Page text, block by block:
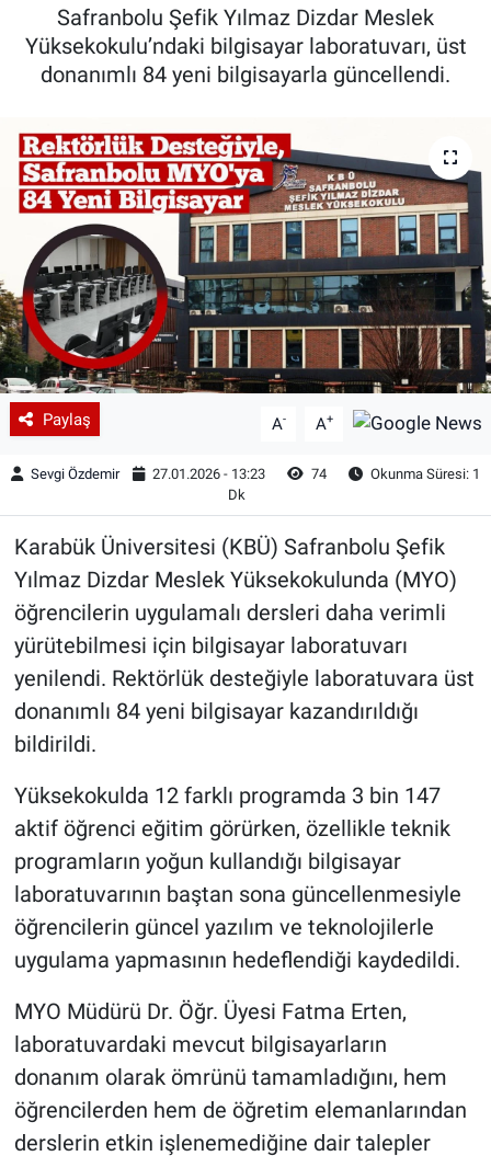
Safranbolu Şefik Yılmaz Dizdar Meslek
Yüksekokulu’ndaki bilgisayar laboratuvarı, üst
donanımlı 84 yeni bilgisayarla güncellendi.
Paylaş A- A+
Sevgi Özdemir 27.01.2026 - 13:23 74
Okunma Süresi: 1
Dk
Karabük Üniversitesi (KBÜ) Safranbolu Şefik
Yılmaz Dizdar Meslek Yüksekokulunda (MYO)
öğrencilerin uygulamalı dersleri daha verimli
yürütebilmesi için bilgisayar laboratuvarı
yenilendi. Rektörlük desteğiyle laboratuvara üst
donanımlı 84 yeni bilgisayar kazandırıldığı
bildirildi.
Yüksekokulda 12 farklı programda 3 bin 147
aktif öğrenci eğitim görürken, özellikle teknik
programların yoğun kullandığı bilgisayar
laboratuvarının baştan sona güncellenmesiyle
öğrencilerin güncel yazılım ve teknolojilerle
uygulama yapmasının hedeflendiği kaydedildi.
MYO Müdürü Dr. Öğr. Üyesi Fatma Erten,
laboratuvardaki mevcut bilgisayarların
donanım olarak ömrünü tamamladığını, hem
öğrencilerden hem de öğretim elemanlarından
derslerin etkin işlenemediğine dair talepler